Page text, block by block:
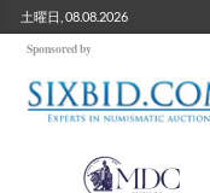
土曜日, 08.08.2026
Sponsored by